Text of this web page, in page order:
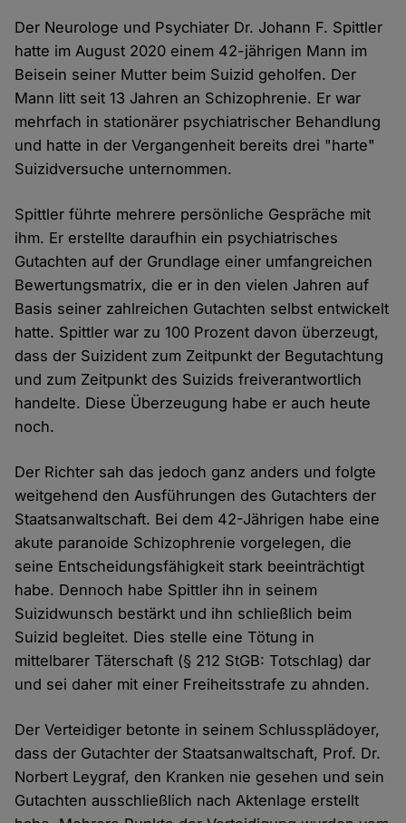
Der Neurologe und Psychiater Dr. Johann F. Spittler
hatte im August 2020 einem 42-jährigen Mann im
Beisein seiner Mutter beim Suizid geholfen. Der
Mann litt seit 13 Jahren an Schizophrenie. Er war
mehrfach in stationärer psychiatrischer Behandlung
und hatte in der Vergangenheit bereits drei "harte"
Suizidversuche unternommen.
Spittler führte mehrere persönliche Gespräche mit
ihm. Er erstellte daraufhin ein psychiatrisches
Gutachten auf der Grundlage einer umfangreichen
Bewertungsmatrix, die er in den vielen Jahren auf
Basis seiner zahlreichen Gutachten selbst entwickelt
hatte. Spittler war zu 100 Prozent davon überzeugt,
dass der Suizident zum Zeitpunkt der Begutachtung
und zum Zeitpunkt des Suizids freiverantwortlich
handelte. Diese Überzeugung habe er auch heute
noch.
Der Richter sah das jedoch ganz anders und folgte
weitgehend den Ausführungen des Gutachters der
Staatsanwaltschaft. Bei dem 42-Jährigen habe eine
akute paranoide Schizophrenie vorgelegen, die
seine Entscheidungsfähigkeit stark beeinträchtigt
habe. Dennoch habe Spittler ihn in seinem
Suizidwunsch bestärkt und ihn schließlich beim
Suizid begleitet. Dies stelle eine Tötung in
mittelbarer Täterschaft (§ 212 StGB: Totschlag) dar
und sei daher mit einer Freiheitsstrafe zu ahnden.
Der Verteidiger betonte in seinem Schlussplädoyer,
dass der Gutachter der Staatsanwaltschaft, Prof. Dr.
Norbert Leygraf, den Kranken nie gesehen und sein
Gutachten ausschließlich nach Aktenlage erstellt